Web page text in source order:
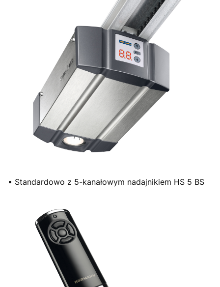
• Standardowo z 5-kanałowym nadajnikiem HS 5 BS